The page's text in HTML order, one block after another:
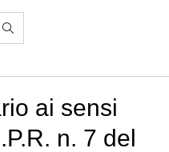
ai sensi
n. 7 del